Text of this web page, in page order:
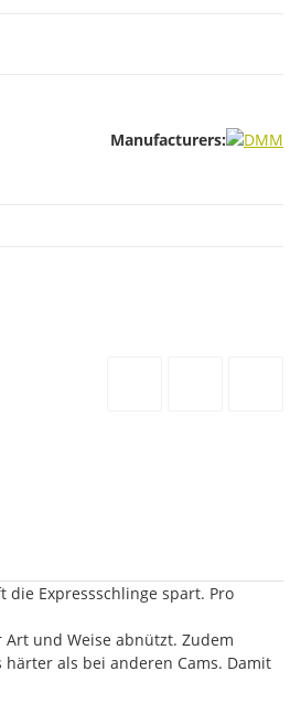
Manufacturers:
die Expressschlinge spart. Pro
und Weise abnützt. Zudem
als bei anderen Cams. Damit